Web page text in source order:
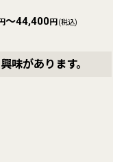
～44,400円 (税込)
味があります。